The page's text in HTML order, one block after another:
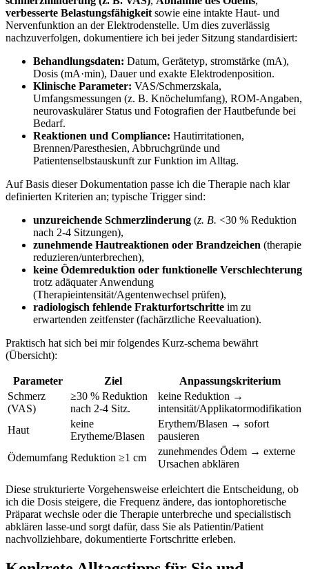
verbesserte Belastungsfähigkeit sowie eine⁢ intakte Haut- und⁢
Nervenfunktion an der Elektrodenstelle. Um dies zuverlässig
nachzuverfolgen, ‍dokumentiere ich bei jeder Sitzung standardisiert:
Behandlungsdaten: Datum, Gerätetyp, stromstärke (mA),
Dosis (mA·min), Dauer und exakte Elektrodenposition.
Klinische Parameter: ‍VAS/Schmerzskala,
Umfangsmessungen (z. B. Knöchelumfang), ROM-Angaben,
neurovaskulärer Status und ⁢Fotografien der Hautbefunde bei
Bedarf.
Reaktionen und Compliance: Hautirritationen,
Brennen/Paresthesien, Abbruchgründe und
Patientenselbstauskunft zur Funktion‌ im ‌Alltag.
Auf Basis ⁣dieser Dokumentation passe ich⁣ die⁢ Therapie nach klar
definierten Kriterien ​an; typische Trigger ⁢sind:
unzureichende ⁢Schmerzlinderung (z. B. <30 % Reduktion
nach 2-4 Sitzungen),
zunehmende Hautreaktionen oder Brandzeichen (therapie
reduzieren/unterbrechen),
keine Ödemreduktion oder ‌funktionelle Verschlechterung
trotz adäquater Anwendung
(Therapieintensität/Agentenwechsel⁤ prüfen),
radiologisch fehlende Frakturfortschritte im ‍zu
erwartenden zeitfenster (fachärztliche Reevaluation).
Praktisch hat sich ‍bei mir folgendes Kurz-schema bewährt
(Übersicht):
Parameter Ziel
Anpassungskriterium
Schmerz
(VAS)
≥30 % Reduktion
nach ⁣2-4 Sitz.
keine⁤ Reduktion →
intensität/Applikatormodifikation
Haut
keine
‌Erytheme/Blasen
Erythem/Blasen → sofort
pausieren
Ödemumfang Reduktion ≥1 cm
zunehmendes Ödem‌ → ⁣externe
Ursachen⁢ abklären
Diese strukturierte Vorgehensweise erleichtert ‍die Entscheidung, ob
ich die Dosis steigere, die Frequenz​ ändere, das iontophoretische⁣
Präparat wechsle oder die Therapie ‍unterbreche ‍und specialistisch
abklären lasse-und sorgt dafür, dass‌ Sie als Patientin/Patient⁤
nachvollziehbare, dokumentierte ⁤Fortschritte erleben.